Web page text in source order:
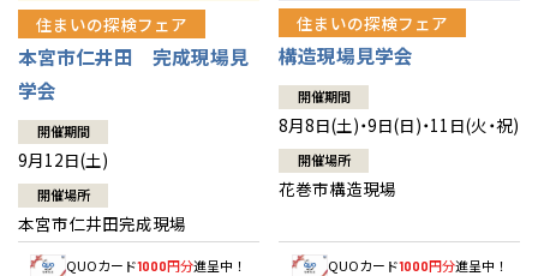
住まいの探検フェア
本宮市仁井田 完成現場見
学会
開催期間
9月12日(土)
開催場所
本宮市仁井田完成現場
QUOカード1000円分進呈中！
住まいの探検フェア
構造現場見学会
開催期間
8月8日(土)・9日(日)・11日(火・祝)
開催場所
花巻市構造現場
QUOカード1000円分進呈中！